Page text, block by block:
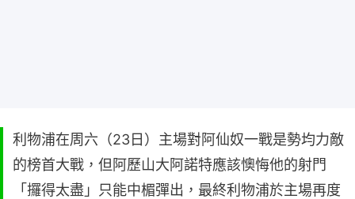
利物浦在周六（23日）主場對阿仙奴一戰是勢均力敵
的榜首大戰，但阿歷山大阿諾特應該懊悔他的射門
「攞得太盡」只能中楣彈出，最終利物浦於主場再度